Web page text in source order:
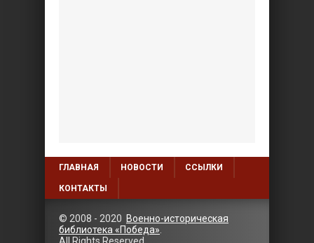
ГЛАВНАЯ НОВОСТИ ССЫЛКИ
КОНТАКТЫ
© 2008 - 2020 Военно-историческая
библиотека «Победа».